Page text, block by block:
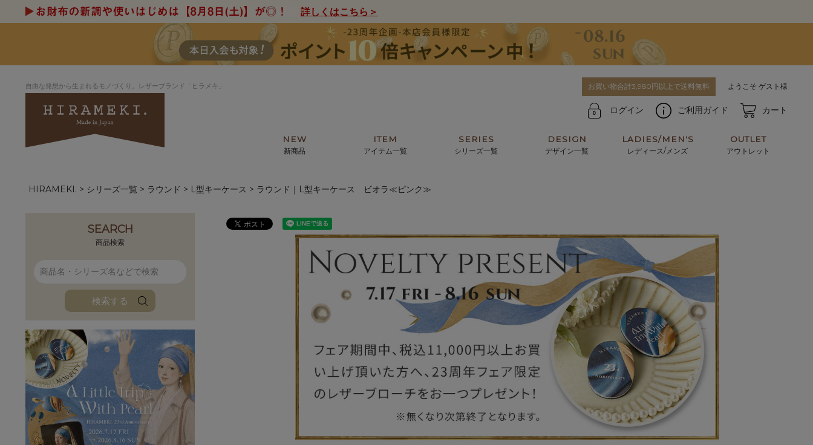
詳しくはこちら＞
自由な発想から生まれるモノづくり。レザーブランド「ヒラメキ」 お買い物合計3,980円以上で送料無料 ようこそ ゲスト様
ログイン ご利用ガイド カート
NEW
新商品
ITEM
アイテム一覧
小さい財布
パスケース キーケース
アクセサリー レザーケア用品 その他
SERIES
シリーズ一覧
シーナリーオブザコメット
ブルーアート
アニマルズ
ローダ 山猫ホテル
アートフラグメント
ハレノヒプロジェクト
DESIGN
デザイン一覧
アートから探す マテリアルから探す
LADIES/MEN'S
レディース/メンズ
For ladies For men's
OUTLET
アウトレット
HIRAMEKI. シリーズ一覧 ラウンド L型キーケース ラウンド｜L型キーケース ビオラ≪ピンク≫
SEARCH
商品検索
検索する